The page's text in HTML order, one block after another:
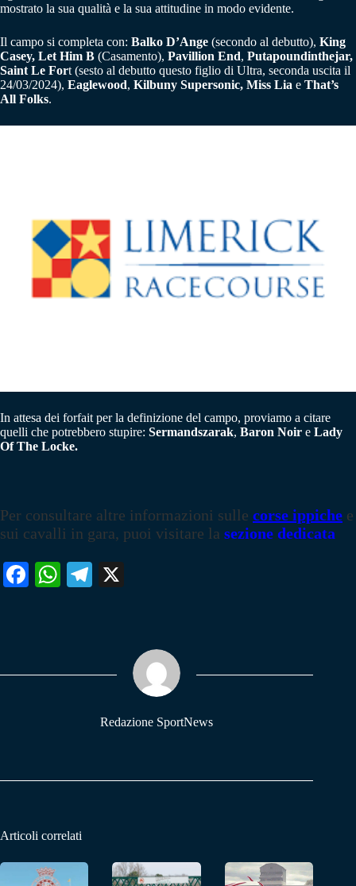
mostrato la sua qualità e la sua attitudine in modo evidente.
Il campo si completa con: Balko D’Ange (secondo al debutto), King
Casey, Let Him B (Casamento), Pavillion End, Putapoundinthejar,
Saint Le Fort (sesto al debutto questo figlio di Ultra, seconda uscita il
24/03/2024), Eaglewood, Kilbuny Supersonic, Miss Lia e That’s
All Folks.
In attesa dei forfait per la definizione del campo, proviamo a citare
quelli che potrebbero stupire: Sermandszarak, Baron Noir e Lady
Of The Locke.
Per consultare altre informazioni sulle corse ippiche e
sui cavalli in gara, puoi visitare la sezione dedicata
Fa W
pp
Te
m
Redazione SportNews
Articoli correlati